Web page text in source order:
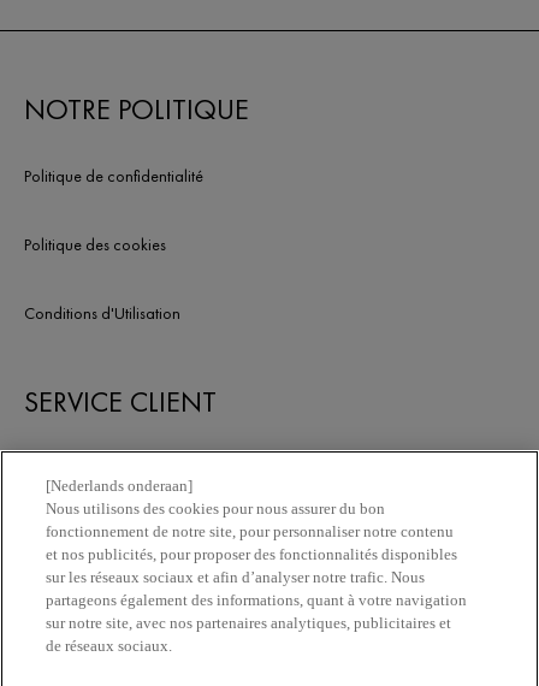
NOTRE POLITIQUE
Politique de confidentialité
Politique des cookies
Conditions d'Utilisation
SERVICE CLIENT
Newsletter
Trouvez une pharmacie​
[Nederlands onderaan]
Nous utilisons des cookies pour nous assurer du bon
fonctionnement de notre site, pour personnaliser notre contenu
et nos publicités, pour proposer des fonctionnalités disponibles
sur les réseaux sociaux et afin d’analyser notre trafic. Nous
partageons également des informations, quant à votre navigation
sur notre site, avec nos partenaires analytiques, publicitaires et
de réseaux sociaux.